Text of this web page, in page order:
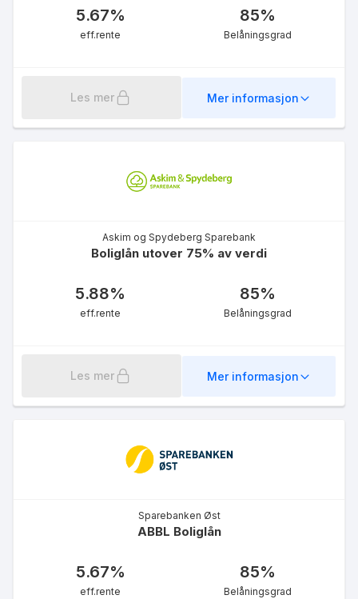
5.67%
eff.rente
85%
Belåningsgrad
Les mer Mer informasjon
Askim og Spydeberg Sparebank
Boliglån utover 75% av verdi
5.88%
eff.rente
85%
Belåningsgrad
Les mer Mer informasjon
Sparebanken Øst
ABBL Boliglån
5.67%
eff.rente
85%
Belåningsgrad